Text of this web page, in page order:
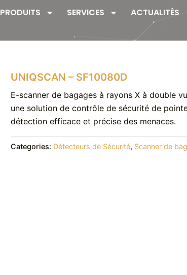
PRODUITS SERVICES ACTUALITÉS
UNIQSCAN – SF10080D
E-scanner de bagages à rayons X à double
une solution de contrôle de sécurité de
détection efficace et précise des menaces.
Categories: Détecteurs de Sécurité, Scanner de